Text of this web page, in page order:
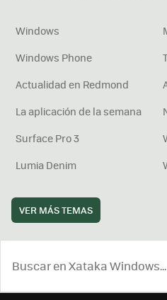
Windows
Windows Phone
Actualidad en Redmond
La aplicación de la semana
Surface Pro 3
Lumia Denim
VER MÁS TEMAS